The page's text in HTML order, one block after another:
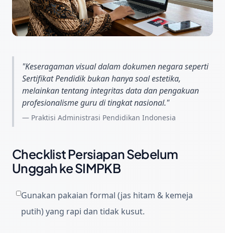
"Keseragaman visual dalam dokumen negara seperti
Sertifikat Pendidik bukan hanya soal estetika,
melainkan tentang integritas data dan pengakuan
profesionalisme guru di tingkat nasional."
— Praktisi Administrasi Pendidikan Indonesia
Checklist Persiapan Sebelum
Unggah ke SIMPKB
Gunakan pakaian formal (jas hitam & kemeja
putih) yang rapi dan tidak kusut.